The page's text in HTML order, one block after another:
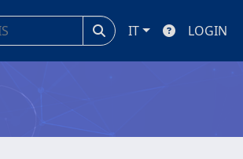
IT LOGIN